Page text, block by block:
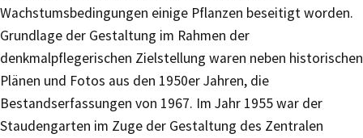
Wachstumsbedingungen einige Pflanzen beseitigt worden.
Grundlage der Gestaltung im Rahmen der
denkmalpflegerischen Zielstellung waren neben historischen
Plänen und Fotos aus den 1950er Jahren, die
Bestandserfassungen von 1967. Im Jahr 1955 war der
Staudengarten im Zuge der Gestaltung des Zentralen